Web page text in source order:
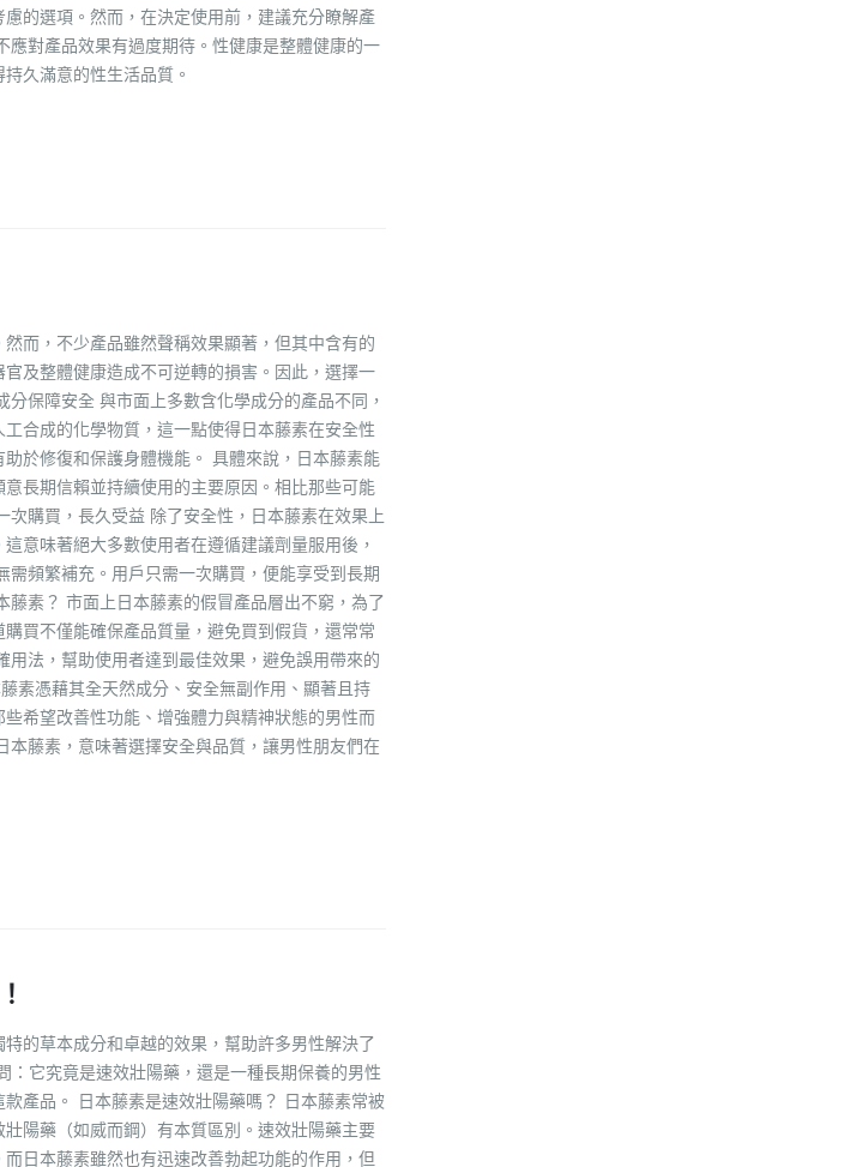
的選項。然而，在決定使用前，建議充分瞭解產
對產品效果有過度期待。性健康是整體健康的一
久滿意的性生活品質。
而，不少產品雖然聲稱效果顯著，但其中含有的
及整體健康造成不可逆轉的損害。因此，選擇一
保障安全 與市面上多數含化學成分的產品不同，
合成的化學物質，這一點使得日本藤素在安全性
於修復和保護身體機能。 具體來說，日本藤素能
長期信賴並持續使用的主要原因。相比那些可能
購買，長久受益 除了安全性，日本藤素在效果上
意味著絕大多數使用者在遵循建議劑量服用後，
頻繁補充。用戶只需一次購買，便能享受到長期
素？ 市面上日本藤素的假冒產品層出不窮，為了
買不僅能確保產品質量，避免買到假貨，還常常
法，幫助使用者達到最佳效果，避免誤用帶來的
憑藉其全天然成分、安全無副作用、顯著且持
希望改善性功能、增強體力與精神狀態的男性而
藤素，意味著選擇安全與品質，讓男性朋友們在
的草本成分和卓越的效果，幫助許多男性解決了
它究竟是速效壯陽藥，還是一種長期保養的男性
產品。 日本藤素是速效壯陽藥嗎？ 日本藤素常被
陽藥（如威而鋼）有本質區別。速效壯陽藥主要
日本藤素雖然也有迅速改善勃起功能的作用，但